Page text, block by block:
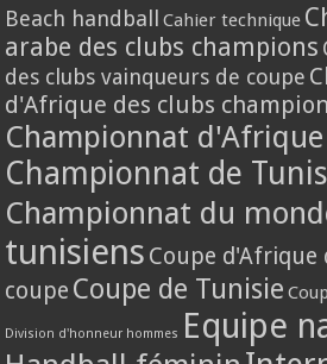
Beach handball Cahier technique
arabe des clubs champions
des clubs vainqueurs de coupe
d'Afrique des clubs
Championnat
Championnat de
Championnat du
tunisiens Coupe d'Afrique
coupe Coupe de Tunisie
Division d'honneur hommes Equipe